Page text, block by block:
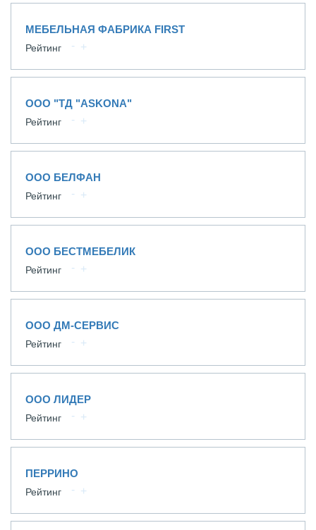
МЕБЕЛЬНАЯ ФАБРИКА FIRST
Рейтинг
ООО "ТД "ASKONA"
Рейтинг
ООО БЕЛФАН
Рейтинг
ООО БЕСТМЕБЕЛИК
Рейтинг
ООО ДМ-СЕРВИС
Рейтинг
ООО ЛИДЕР
Рейтинг
ПЕРРИНО
Рейтинг